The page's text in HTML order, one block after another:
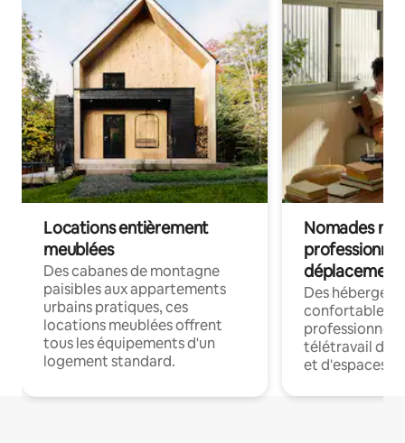
Locations entièrement
meublées
Des cabanes de montagne
paisibles aux appartements
urbains pratiques, ces
locations meublées offrent
tous les équipements d'un
logement standard.
Nomades
déplacement
Des
confortables
professionnels
télétravail
et d'espaces